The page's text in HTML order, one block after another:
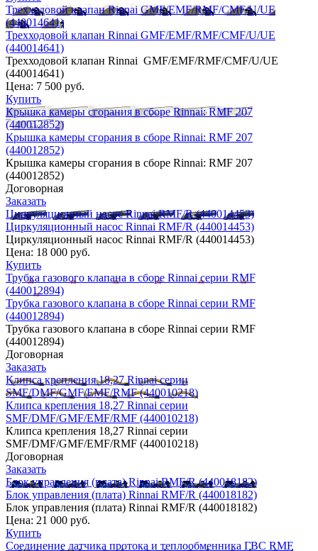
Трехходовой клапан Rinnai GMF/EMF/RMF/CMF/U/UE
(440014641)
Трехходовой клапан Rinnai GMF/EMF/RMF/CMF/U/UE
(440014641)
Трехходовой клапан Rinnai GMF/EMF/RMF/CMF/U/UE
(440014641)
Цена: 7 500 руб.
Купить
Крышка камеры сгорания в сборе Rinnai: RMF 207
(440012852)
Крышка камеры сгорания в сборе Rinnai: RMF 207
(440012852)
Крышка камеры сгорания в сборе Rinnai: RMF 207
(440012852)
Договорная
Заказать
Циркуляционный насос Rinnai RMF/R (440014453)
Циркуляционный насос Rinnai RMF/R (440014453)
Циркуляционный насос Rinnai RMF/R (440014453)
Цена: 18 000 руб.
Купить
Трубка газового клапана в сборе Rinnai серии RMF
(440012894)
Трубка газового клапана в сборе Rinnai серии RMF
(440012894)
Трубка газового клапана в сборе Rinnai серии RMF
(440012894)
Договорная
Заказать
Клипса крепления 18,27 Rinnai серии
SMF/DMF/GMF/EMF/RMF (440010218)
Клипса крепления 18,27 Rinnai серии
SMF/DMF/GMF/EMF/RMF (440010218)
Клипса крепления 18,27 Rinnai серии
SMF/DMF/GMF/EMF/RMF (440010218)
Договорная
Заказать
Блок управления (плата) Rinnai RMF/R (440018182)
Блок управления (плата) Rinnai RMF/R (440018182)
Блок управления (плата) Rinnai RMF/R (440018182)
Цена: 21 000 руб.
Купить
Соединение датчика протока и теплообменника ГВС RMF